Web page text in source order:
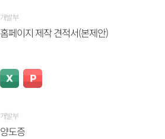
개발부
홈페이지 제작 견적서(본제안)
개발부
양도증